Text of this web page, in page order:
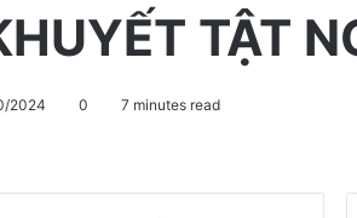
TẬT
2024 0 7 minutes read